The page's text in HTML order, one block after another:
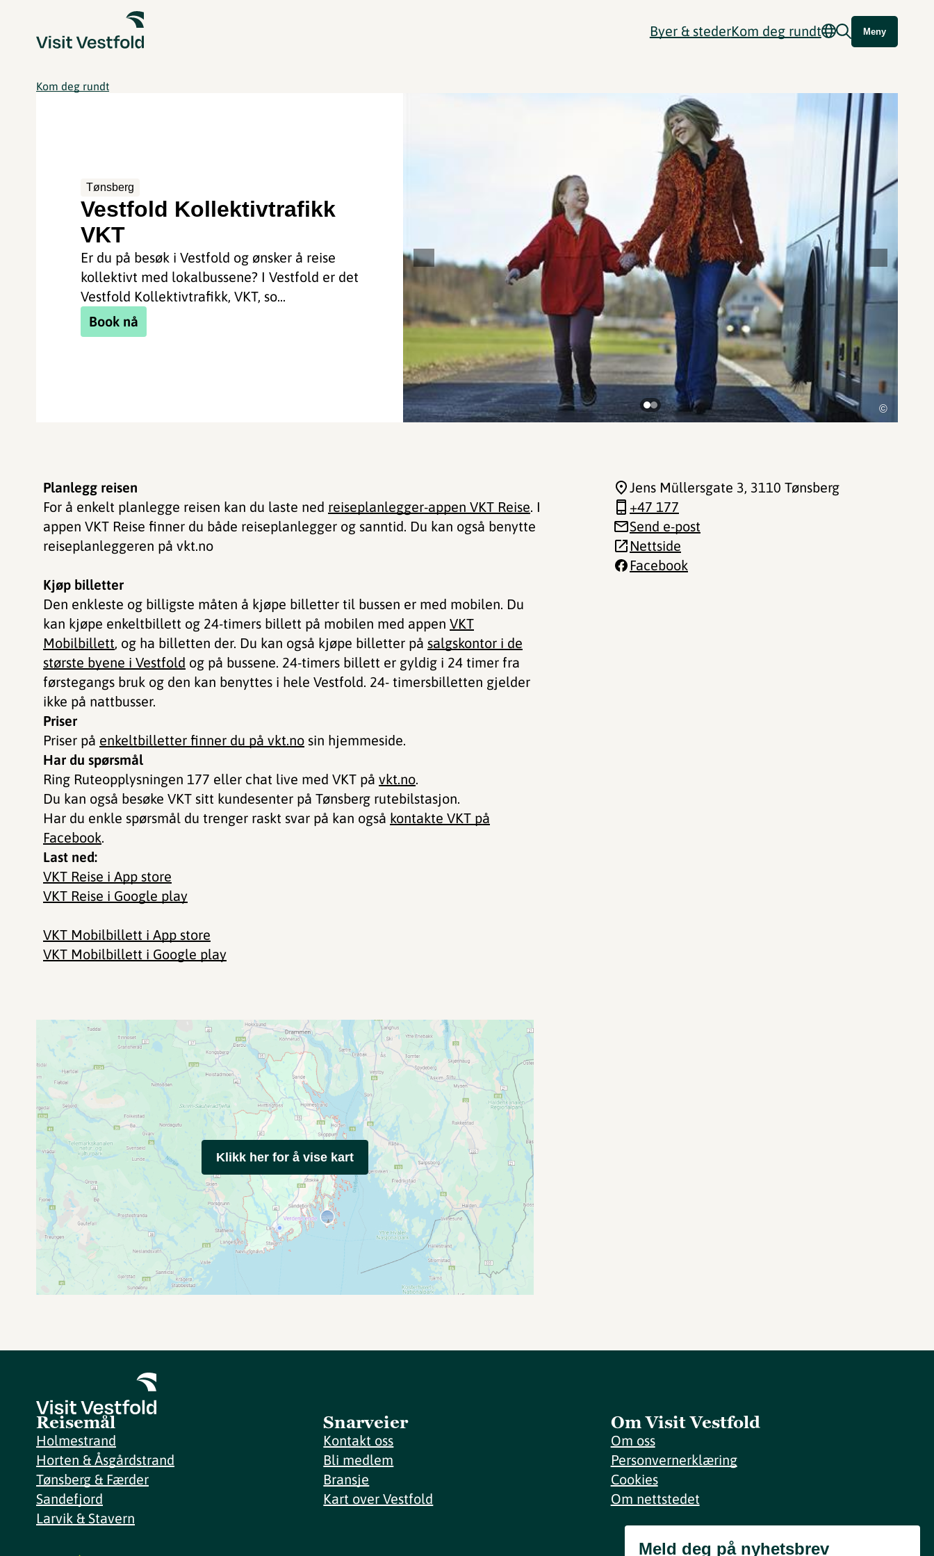
Byer & stederKom deg rundt Meny
Kom deg rundt
Tønsberg
Vestfold Kollektivtrafikk
VKT
Er du på besøk i Vestfold og ønsker å reise
kollektivt med lokalbussene? I Vestfold er det
Vestfold Kollektivtrafikk, VKT, so...
Book nå
©
Planlegg reisen
For å enkelt planlegge reisen kan du laste ned reiseplanlegger-appen VKT Reise. I
appen VKT Reise finner du både reiseplanlegger og sanntid. Du kan også benytte
reiseplanleggeren på vkt.no
Kjøp billetter
Den enkleste og billigste måten å kjøpe billetter til bussen er med mobilen. Du
kan kjøpe enkeltbillett og 24-timers billett på mobilen med appen VKT
Mobilbillett, og ha billetten der. Du kan også kjøpe billetter på salgskontor i de
største byene i Vestfold og på bussene. 24-timers billett er gyldig i 24 timer fra
førstegangs bruk og den kan benyttes i hele Vestfold. 24- timersbilletten gjelder
ikke på nattbusser.
Priser
Priser på enkeltbilletter finner du på vkt.no sin hjemmeside.
Har du spørsmål
Ring Ruteopplysningen 177 eller chat live med VKT på vkt.no.
Du kan også besøke VKT sitt kundesenter på Tønsberg rutebilstasjon.
Har du enkle spørsmål du trenger raskt svar på kan også kontakte VKT på
Facebook.
Last ned:
VKT Reise i App store
VKT Reise i Google play
VKT Mobilbillett i App store
VKT Mobilbillett i Google play
Jens Müllersgate 3, 3110 Tønsberg
+47 177
Send e-post
Nettside
Facebook
Klikk her for å vise kart
Reisemål
Holmestrand
Horten & Åsgårdstrand
Tønsberg & Færder
Sandefjord
Larvik & Stavern
Snarveier
Kontakt oss
Bli medlem
Bransje
Kart over Vestfold
Om Visit Vestfold
Om oss
Personvernerklæring
Cookies
Om nettstedet
Meld deg på nyhetsbrev
Meld deg på nyhetsbrev